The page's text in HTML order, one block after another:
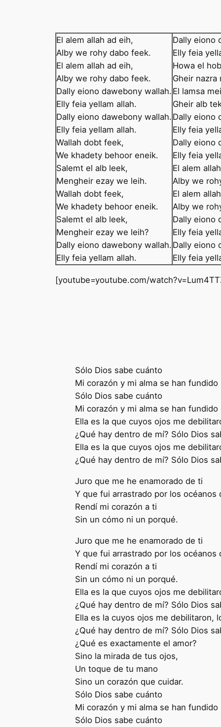
El alem allah ad eih,
Alby we rohy dabo feek.
El alem allah ad eih,
Alby we rohy dabo feek.
Dally eiono dawebony wallah.
Elly feia yellam allah.
Dally eiono dawebony wallah.
Elly feia yellam allah.
Wallah dobt feek,
We khadety behoor eneik.
Salemt el alb leek,
Mengheir ezay we leih.
Wallah dobt feek,
We khadety behoor eneik.
Salemt el alb leek,
Mengheir ezay we leih?
Dally eiono dawebony wallah.
Elly feia yellam allah.
Dally eiono
Elly feia
Howa el
Gheir nazra
El lamsa
Gheir alb
Dally eiono
Elly feia
Dally eiono
Elly feia
El alem
Alby we
El alem
Alby we
Dally eiono
Elly feia
Dally eiono
Elly feia
[youtube=youtube.com/
Sólo Dios sabe cuánto
Mi corazón y mi alma se han
Sólo Dios sabe cuánto
Mi corazón y mi alma se han
Ella es la que cuyos ojos me
¿Qué hay dentro de mí? Sólo Dios
Ella es la que cuyos ojos me
¿Qué hay dentro de mí? Sólo Dios
Juro que me he enamorado de ti
Y que fui arrastrado por los océanos
Rendí mi corazón a ti
Sin un cómo ni un porqué.
Juro que me he enamorado de ti
Y que fui arrastrado por los océanos
Rendí mi corazón a ti
Sin un cómo ni un porqué.
Ella es la que cuyos ojos me
¿Qué hay dentro de mí? Sólo Dios
Ella es la cuyos ojos me debilitaron,
¿Qué hay dentro de mí? Sólo Dios
¿Qué es exactamente el amor?
Sino la mirada de tus ojos,
Un toque de tu mano
Sino un corazón que cuidar.
Sólo Dios sabe cuánto
Mi corazón y mi alma se han
Sólo Dios sabe cuánto